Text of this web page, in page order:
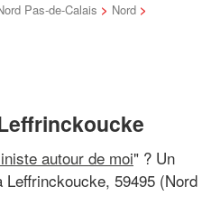
Pas-de-Calais > Nord >
autour de moi" ? Un
59495 (Nord